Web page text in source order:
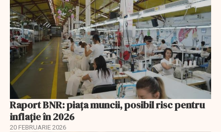
Raport BNR: piața muncii, posibil risc pentru
inflație în 2026
20 FEBRUARIE 2026